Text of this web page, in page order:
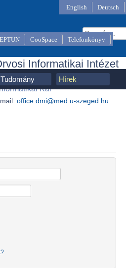
CooSpace Telefonkönyv
Informatikai Intézet
Orvostudományi Kar,
Kar
office.dmi@med.u-szeged.hu
English Deutsch
Tudomány Hírek